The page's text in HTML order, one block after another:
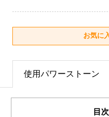
使用パワーストーン
目次